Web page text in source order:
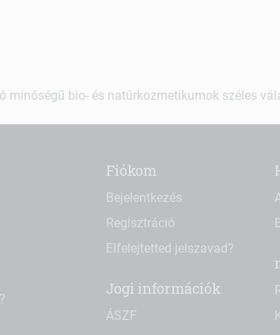
minőségű bio- és natúrkozmetikumok széles
Fiókom
Bejelentkezés
Regisztráció
Elfelejtetted jelszavad?
Jogi információk
ÁSZF